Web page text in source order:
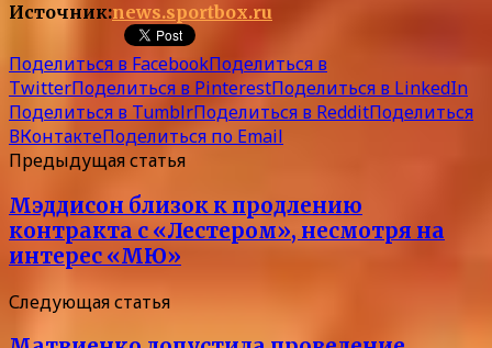
Источник:news.sportbox.ru
Поделиться в FacebookПоделиться в
TwitterПоделиться в PinterestПоделиться в LinkedIn
Поделиться в TumblrПоделиться в RedditПоделиться
ВКонтактеПоделиться по Email
Предыдущая статья
Мэддисон близок к продлению
контракта с «Лестером», несмотря на
интерес «МЮ»
Следующая статья